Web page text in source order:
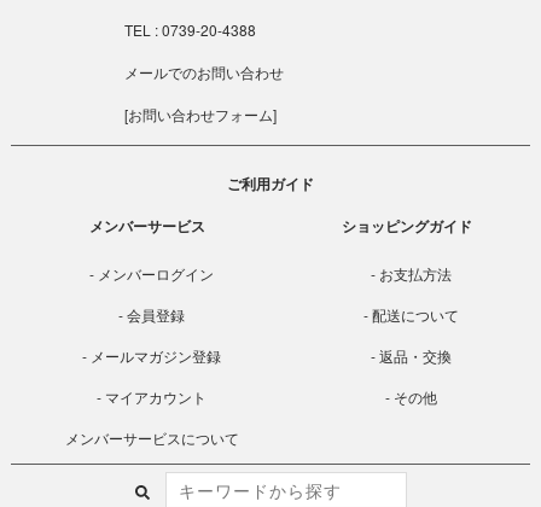
TEL : 0739-20-4388
メールでのお問い合わせ
[お問い合わせフォーム]
ご利用ガイド
メンバーサービス
メンバーログイン
会員登録
メールマガジン登録
マイアカウント
メンバーサービスについて
ショッピングガイド
お支払方法
配送について
返品・交換
その他